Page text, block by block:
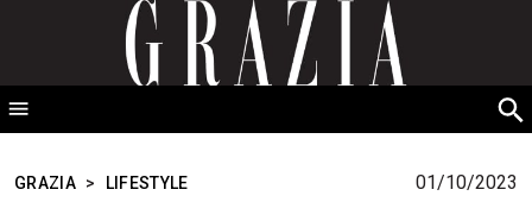
GRAZIA Srbija
GRAZIA > LIFESTYLE 01/10/2023